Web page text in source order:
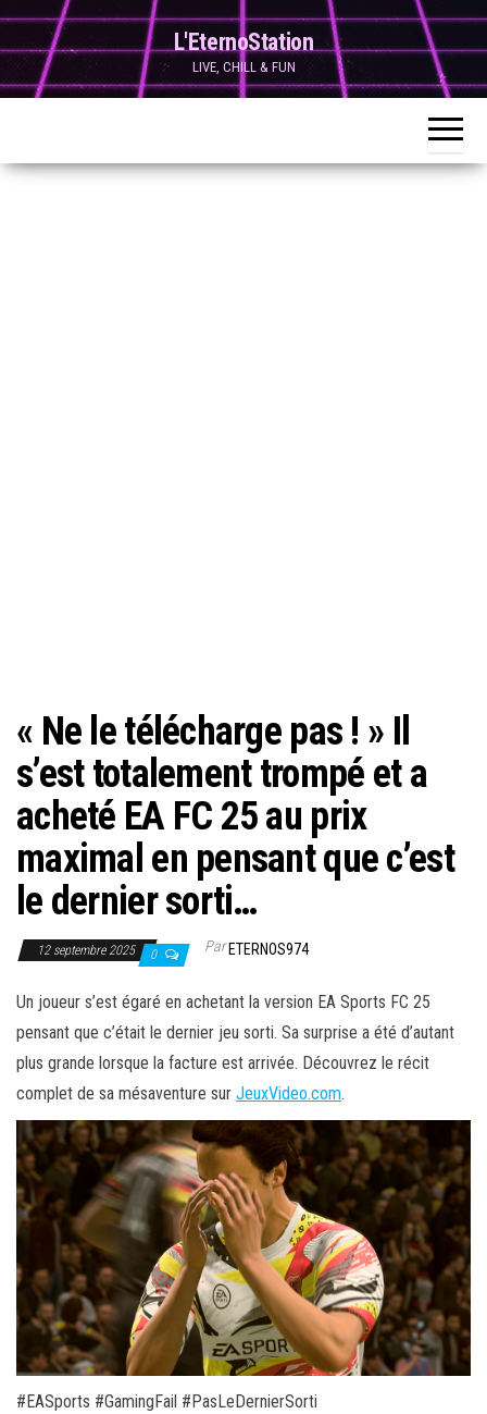
Skip
to
content
L'EternoStation
LIVE, CHILL & FUN
« Ne le télécharge pas ! » Il
s’est totalement trompé et a
acheté EA FC 25 au prix
maximal en pensant que c’est
le dernier sorti…
12 septembre 2025 0 ParETERNOS974
Un joueur s’est égaré en achetant la version EA Sports FC 25
pensant que c’était le dernier jeu sorti. Sa surprise a été d’autant
plus grande lorsque la facture est arrivée. Découvrez le récit
complet de sa mésaventure sur JeuxVideo.com.
#EASports #GamingFail #PasLeDernierSorti